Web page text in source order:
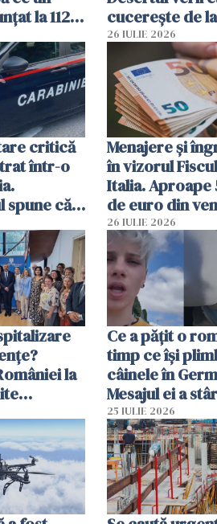
la 112
obiect
cucerește de
lingură
26 IULIE 2026
critică
într-o
că
un cuțit
Menajere și
în vizorul
Italia. Aproape
de euro din
ascunși de
26 IULIE 2026
la
doar 24
Ce a pățit o
timp ce își
câinele în
Mesajul ei a
dezbateri
25 IULIE 2026